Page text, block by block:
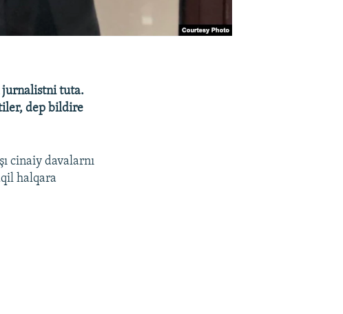
jurnalistni tuta.
dep bildire
cinaiy davalarnı
halqara